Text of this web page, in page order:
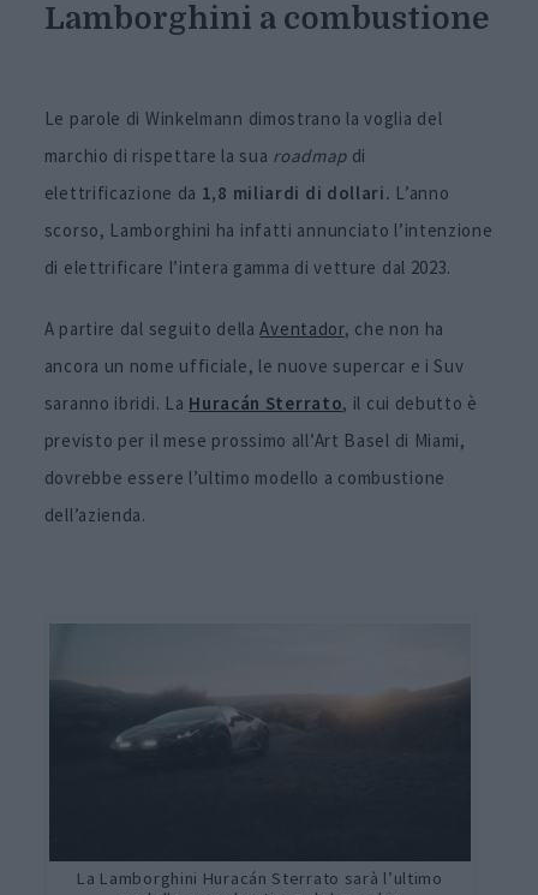
Lamborghini a combustione
Le parole di Winkelmann dimostrano la voglia del
marchio di rispettare la sua roadmap di
elettrificazione da 1,8 miliardi di dollari. L’anno
scorso, Lamborghini ha infatti annunciato l’intenzione
di elettrificare l’intera gamma di vetture dal 2023.
A partire dal seguito dellaAventador, che non ha
ancora un nome ufficiale, le nuove supercar e i Suv
saranno ibridi. La Huracán Sterrato, il cui debutto è
previsto per il mese prossimo all’Art Basel di Miami,
dovrebbe essere l’ultimo modello a combustione
dell’azienda.
La Lamborghini Huracán Sterrato sarà l’ultimo